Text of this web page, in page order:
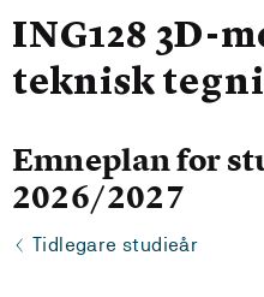
ING128 3D-
teknisk
Emneplan for
2026/2027
Tidlegare studieår